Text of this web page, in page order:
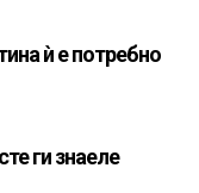
ѝ е потребно
ги знаеле